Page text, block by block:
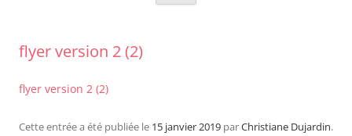
flyer version 2 (2)
flyer version 2 (2)
Cette entrée a été publiée le 15 janvier 2019 parChristiane Dujardin.